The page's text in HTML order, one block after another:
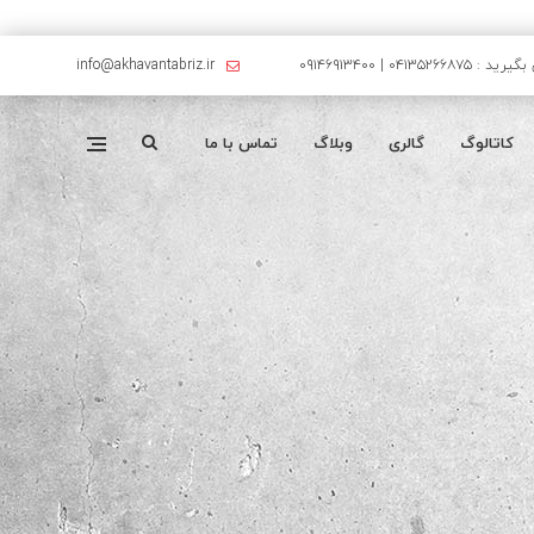
| ۰۹۱۴۶۹۱۳۴۰۰ info@akhavantabriz.ir
کاتالوگ گالری وبلاگ تماس با ما